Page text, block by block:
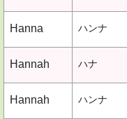
Hanna ハンナ
Hannah ハナ
Hannah ハンナ